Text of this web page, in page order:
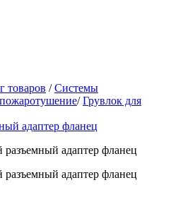
товаров / Системы
/ Грувлок для
адаптер фланец